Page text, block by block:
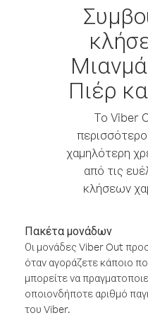
Πιέρ
Το Viber
χαμηλότερη
από τις
κλήσεων
Πακέτα μονάδων
Οι μονάδες Viber Out
όταν αγοράζετε κάποιο
μπορείτε να
οποιονδήποτε αριθμό
του Viber.